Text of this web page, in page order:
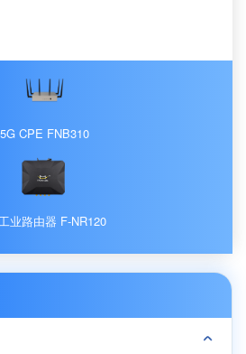
5G CPE FNB310
业路由器 F-NR120